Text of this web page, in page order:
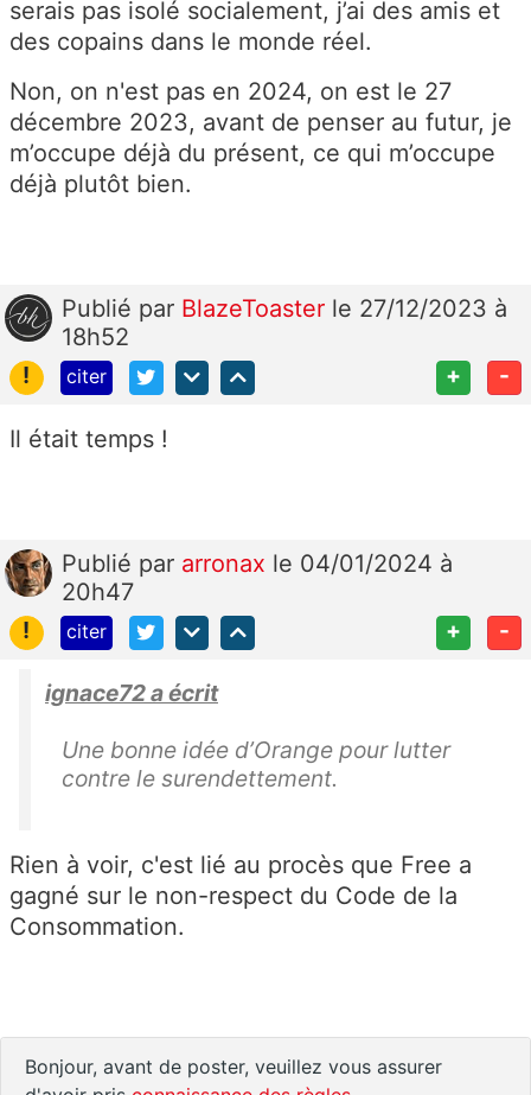
serais pas isolé socialement, j’ai des amis et
des copains dans le monde réel.
Non, on n'est pas en 2024, on est le 27
décembre 2023, avant de penser au futur, je
m’occupe déjà du présent, ce qui m’occupe
déjà plutôt bien.
Publié par BlazeToaster le 27/12/2023 à
18h52
!
citer + -
Il était temps !
Publié par arronax le 04/01/2024 à
20h47
!
citer + -
ignace72 a écrit
Une bonne idée d’Orange pour lutter
contre le surendettement.
Rien à voir, c'est lié au procès que Free a
gagné sur le non-respect du Code de la
Consommation.
Bonjour, avant de poster, veuillez vous assurer